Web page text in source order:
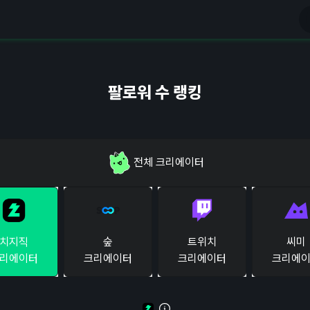
팔로워 수 랭킹
전체 크리에이터
치지직
에이터
숲
크리에이터
트위치
크리에이터
씨미
크리에